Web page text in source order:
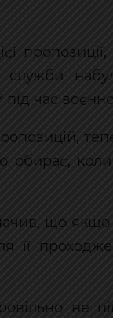
служби
під час
обирає,
що
її
не